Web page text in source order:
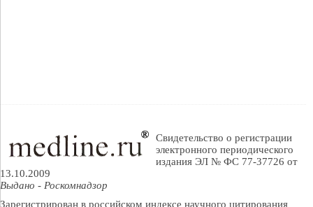
Свидетельство о регистрации
электронного периодического
издания ЭЛ № ФС 77-37726 от
13.10.2009
Выдано - Роскомнадзор
Зарегистрирован в российском индексе научного цитирования